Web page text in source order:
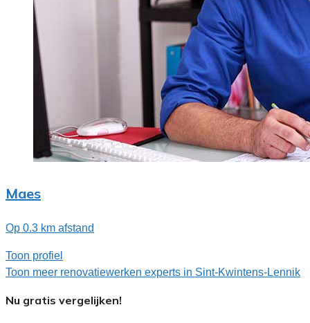
Maes
Op 0.3 km afstand
Toon profiel
Toon meer renovatiewerken experts in Sint-Kwintens-Lennik
Nu gratis vergelijken!